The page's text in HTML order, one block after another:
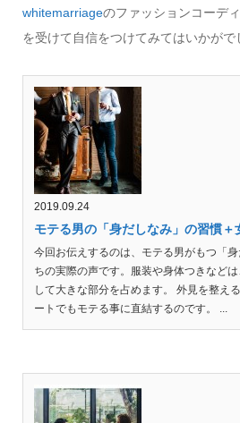
whitemarriageのファッションコーデ
を受けて自信をつけてみてはいかがで
2019.09.24
モテる男の「身だしなみ」の習慣＋
今回お伝えするのは、モテる男がもつ「
ちの実際の声です。服装や身体つきなど
して大きな部分を占めます。 外見を整え
ートでもモテる事に直結するのです。 ...